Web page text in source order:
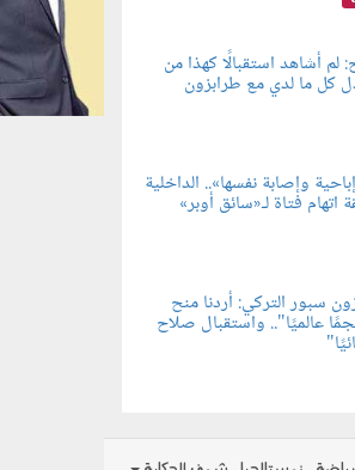
أشاهد استقبالًا كهذا من
كل ما لدي مع طرابزون
وإصابة نفسها».. الداخلية
فتاة لـ«سائق أوبر»
سبور التركي: أردنا منح
عالميًا".. واستقبال صلاح